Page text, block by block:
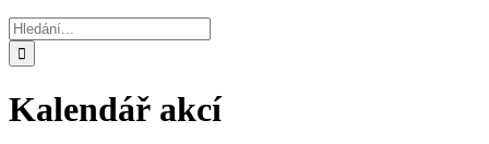
Hledat:
Kalendář akcí